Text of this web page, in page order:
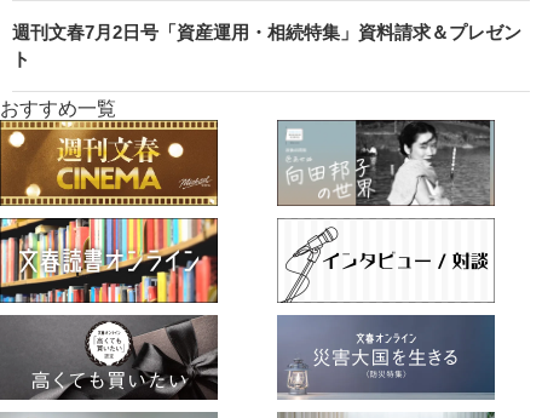
週刊文春7月2日号「資産運用・相続特集」資料請求＆プレゼン
ト
おすすめ一覧